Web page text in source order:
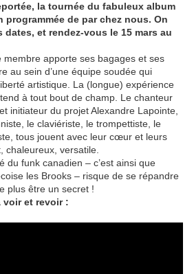
la tournée du fabuleux album
programmée de par chez nous. On
et rendez-vous le 15 mars au
membre apporte ses bagages et ses
au sein d’une équipe soudée qui
artistique. La (longue) expérience
à tout bout de champ. Le chanteur
initiateur du projet Alexandre Lapointe,
le claviériste, le trompettiste, le
tous jouent avec leur cœur et leurs
chaleureux, versatile.
du funk canadien – c’est ainsi que
les Brooks – risque de se répandre
plus être un secret !
voir et revoir :